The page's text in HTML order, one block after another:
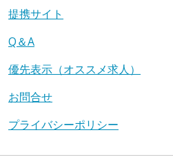
提携サイト
Q＆A
優先表示（オススメ求人）
お問合せ
プライバシーポリシー